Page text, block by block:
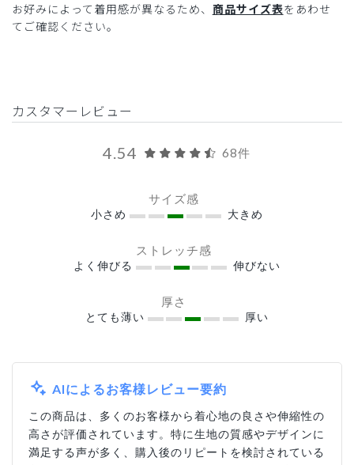
お好みによって着用感が異なるため、 商品サイズ表をあわせ
てご確認ください。
カスタマーレビュー
4.54 68件
サイズ感
小さめ 大きめ
ストレッチ感
よく伸びる 伸びない
厚さ
とても薄い 厚い
AIによるお客様レビュー要約
この商品は、多くのお客様から着心地の良さや伸縮性の
高さが評価されています。特に生地の質感やデザインに
満足する声が多く、購入後のリピートを検討されている